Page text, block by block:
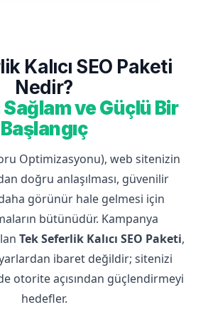
Kalıcı SEO Paketi
Nedir?
Sağlam ve Güçlü Bir
Başlangıç
Optimizasyonu), web sitenizin
doğru anlaşılması, güvenilir
görünür hale gelmesi için
bütünüdür. Kampanya
Tek Seferlik Kalıcı SEO Paketi,
ibaret değildir; sitenizi
otorite açısından güçlendirmeyi
hedefler.